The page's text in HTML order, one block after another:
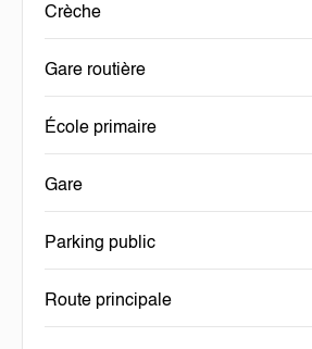
Crèche
Gare routière
École primaire
Gare
Parking public
Route principale